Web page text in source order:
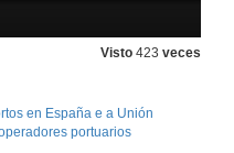
Visto 423 veces
en España e a Unión
portuarios
das Xornadas